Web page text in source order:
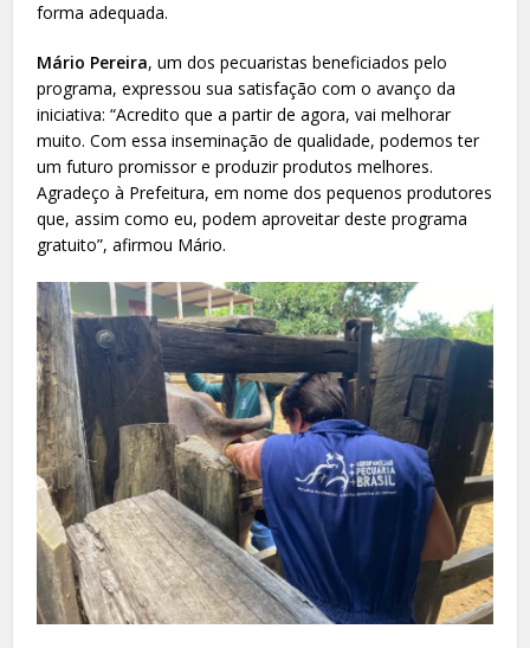
forma adequada.
Mário Pereira, um dos pecuaristas beneficiados pelo
programa, expressou sua satisfação com o avanço da
iniciativa: “Acredito que a partir de agora, vai melhorar
muito. Com essa inseminação de qualidade, podemos ter
um futuro promissor e produzir produtos melhores.
Agradeço à Prefeitura, em nome dos pequenos produtores
que, assim como eu, podem aproveitar deste programa
gratuito”, afirmou Mário.